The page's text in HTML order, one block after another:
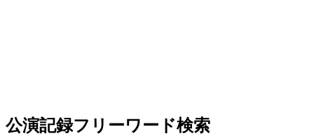
公演記録フリーワード検索